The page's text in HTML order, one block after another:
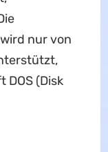
nur von
(Disk